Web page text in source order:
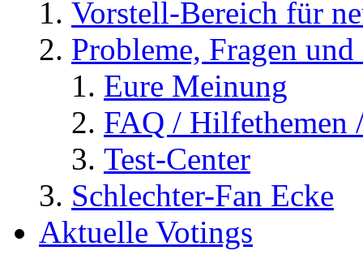
Vorstell-Bereich für
Probleme, Fragen
Eure Meinung
FAQ / Hilfethemen
Test-Center
Schlechter-Fan Ecke
Aktuelle Votings